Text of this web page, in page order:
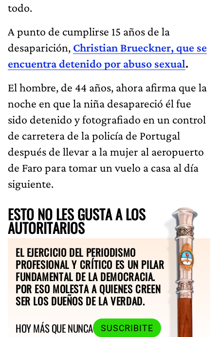
todo.
A punto de cumplirse 15 años de la
desaparición, Christian Brueckner, que se
encuentra detenido por abuso sexual.
El hombre, de 44 años, ahora afirma que la
noche en que la niña desapareció él fue
sido detenido y fotografiado en un control
de carretera de la policía de Portugal
después de llevar a la mujer al aeropuerto
de Faro para tomar un vuelo a casa al día
siguiente.
ESTO NO LES GUSTA A LOS
AUTORITARIOS
EL EJERCICIO DEL PERIODISMO
PROFESIONAL Y CRÍTICO ES UN PILAR
FUNDAMENTAL DE LA DEMOCRACIA.
POR ESO MOLESTA A QUIENES CREEN
SER LOS DUEÑOS DE LA VERDAD.
HOY MÁS QUE NUNCA
SUSCRIBITE